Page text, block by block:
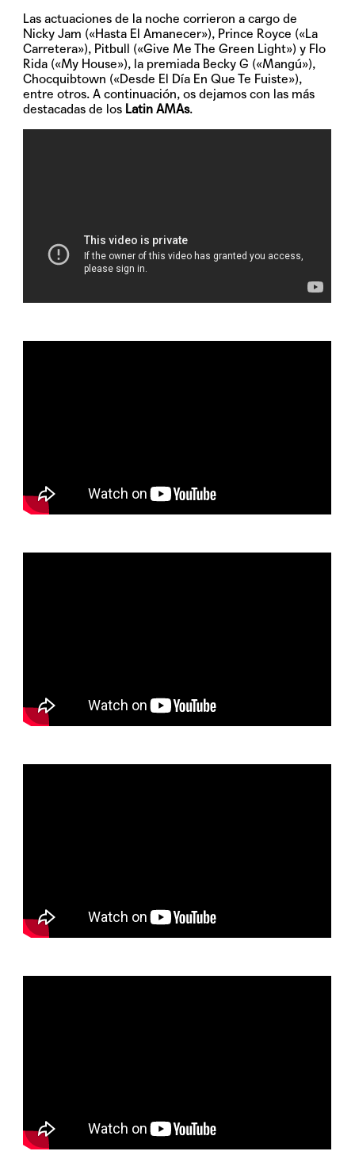
Las actuaciones de la noche corrieron a cargo de
Nicky Jam («Hasta El Amanecer»), Prince Royce («La
Carretera»), Pitbull («Give Me The Green Light») y Flo
Rida («My House»), la premiada Becky G («Mangú»),
Chocquibtown («Desde El Día En Que Te Fuiste»),
entre otros. A continuación, os dejamos con las más
destacadas de los Latin AMAs.